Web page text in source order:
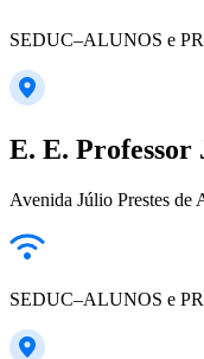
SEDUC–ALUNOS e
E. E.
Avenida Júlio Prestes
SEDUC–ALUNOS e